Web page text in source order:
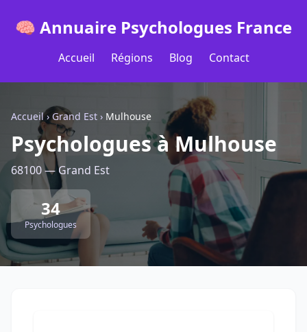
🧠 Annuaire Psychologues France
Accueil Régions Blog Contact
Accueil› Grand Est › Mulhouse
Psychologues à Mulhouse
68100 — Grand Est
34
Psychologues